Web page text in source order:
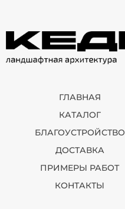
ГЛАВНАЯ
КАТАЛОГ
БЛАГОУСТРОЙСТВО
ДОСТАВКА
ПРИМЕРЫ РАБОТ
КОНТАКТЫ